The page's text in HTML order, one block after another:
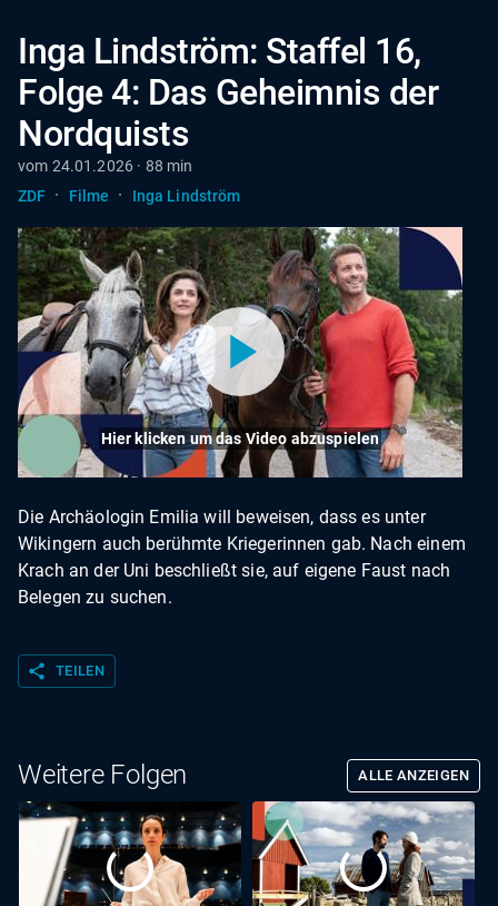
Inga Lindström: Staffel 16,
Folge 4: Das Geheimnis der
Nordquists
vom 24.01.2026 · 88 min
ZDF · Filme · Inga Lindström
Hier klicken um das Video abzuspielen
Die Archäologin Emilia will beweisen, dass es unter
Wikingern auch berühmte Kriegerinnen gab. Nach einem
Krach an der Uni beschließt sie, auf eigene Faust nach
Belegen zu suchen.
share TEILEN
Weitere Folgen ALLE ANZEIGEN